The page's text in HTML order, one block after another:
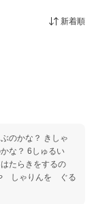
新着順
のかな？ きしゃ
な？ 6しゅるい
らきをするの
しゃりんを ぐる